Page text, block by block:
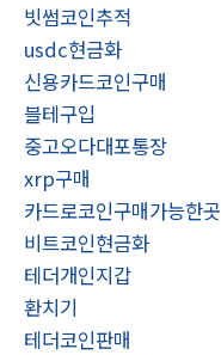
빗썸코인추적
usdc현금화
신용카드코인구매
블테구입
중고오다대포통장
xrp구매
카드로코인구매가능한곳
비트코인현금화
테더개인지갑
환치기
테더코인판매